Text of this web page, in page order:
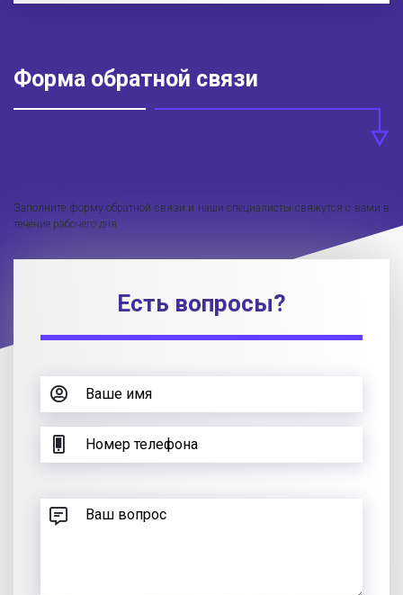
Форма обратной связи
Заполните форму обратной связи и наши специалисты свяжутся с вами в
течение рабочего дня
Есть вопросы?